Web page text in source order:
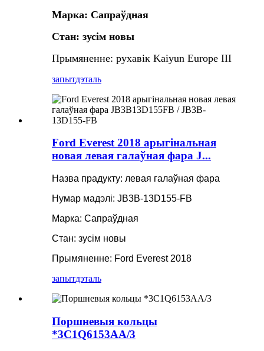
Марка: Сапраўдная
Стан: зусім новы
Прымяненне: рухавік Kaiyun Europe III
запытдэталь
Ford Everest 2018 арыгінальная
новая левая галаўная фара J...
Назва прадукту: левая галаўная фара
Нумар мадэлі: JB3B-13D155-FB
Марка: Сапраўдная
Стан: зусім новы
Прымяненне: Ford Everest 2018
запытдэталь
Поршневыя кольцы
*3C1Q6153AA/3